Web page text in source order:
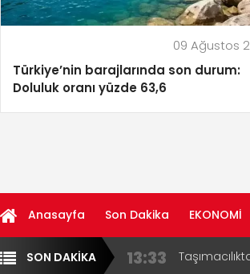
09 Ağustos
Türkiye’nin barajlarında son durum:
Doluluk oranı yüzde 63,6
Anasayfa Son Dakika EKONOMİ
Yazarlar Diğer
SON DAKİKA 13:33